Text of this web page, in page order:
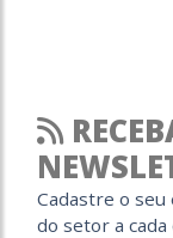
Cadastre o
do setor a cada